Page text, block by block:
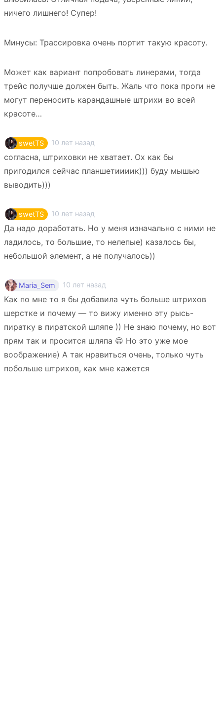
ничего лишнего! Супер!
Минусы: Трассировка очень портит такую красоту.
Может как вариант попробовать линерами, тогда
трейс получше должен быть. Жаль что пока проги не
могут переносить карандашные штрихи во всей
красоте…
swetTS 10 лет назад
согласна, штриховки не хватает. Ох как бы
пригодился сейчас планшетиииик))) буду мышью
выводить)))
swetTS 10 лет назад
Да надо доработать. Но у меня изначально с ними не
ладилось, то большие, то нелепые) казалось бы,
небольшой элемент, а не получалось))
Maria_Sem 10 лет назад
Как по мне то я бы добавила чуть больше штрихов
шерстке и почему — то вижу именно эту рысь-
пиратку в пиратской шляпе )) Не знаю почему, но вот
прям так и просится шляпа 😄 Но это уже мое
воображение) А так нравиться очень, только чуть
побольше штрихов, как мне кажется